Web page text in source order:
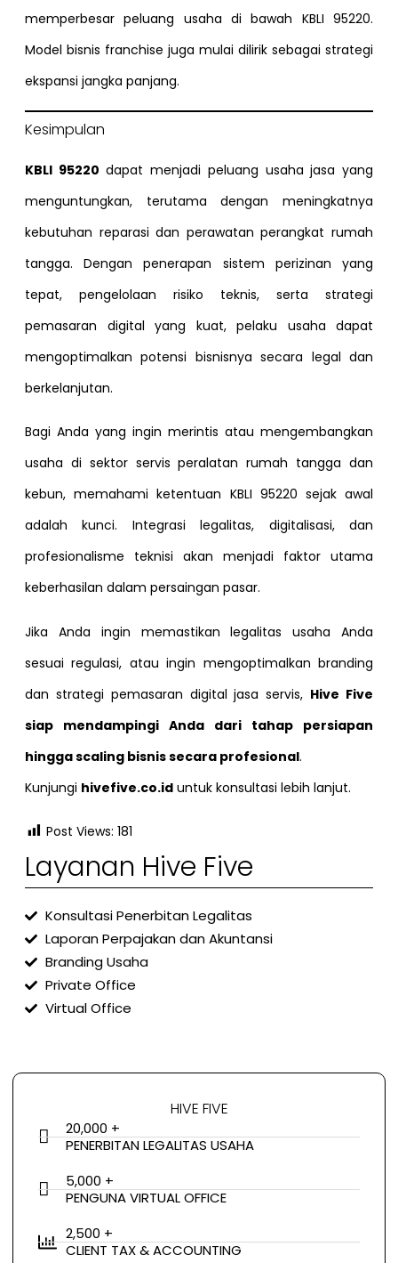
memperbesar peluang usaha di bawah KBLI 95220.
Model bisnis franchise juga mulai dilirik sebagai strategi
ekspansi jangka panjang.
Kesimpulan
KBLI 95220 dapat menjadi peluang usaha jasa yang
menguntungkan, terutama dengan meningkatnya
kebutuhan reparasi dan perawatan perangkat rumah
tangga. Dengan penerapan sistem perizinan yang
tepat, pengelolaan risiko teknis, serta strategi
pemasaran digital yang kuat, pelaku usaha dapat
mengoptimalkan potensi bisnisnya secara legal dan
berkelanjutan.
Bagi Anda yang ingin merintis atau mengembangkan
usaha di sektor servis peralatan rumah tangga dan
kebun, memahami ketentuan KBLI 95220 sejak awal
adalah kunci. Integrasi legalitas, digitalisasi, dan
profesionalisme teknisi akan menjadi faktor utama
keberhasilan dalam persaingan pasar.
Jika Anda ingin memastikan legalitas usaha Anda
sesuai regulasi, atau ingin mengoptimalkan branding
dan strategi pemasaran digital jasa servis, Hive Five
siap mendampingi Anda dari tahap persiapan
hingga scaling bisnis secara profesional.
Kunjungi hivefive.co.id untuk konsultasi lebih lanjut.
Post Views: 181
Layanan Hive Five
Konsultasi Penerbitan Legalitas
Laporan Perpajakan dan Akuntansi
Branding Usaha
Private Office
Virtual Office
HIVE FIVE
20,000 +
PENERBITAN LEGALITAS USAHA
5,000 +
PENGUNA VIRTUAL OFFICE
2,500 +
CLIENT TAX & ACCOUNTING